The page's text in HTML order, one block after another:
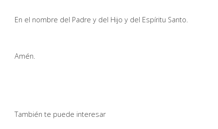
En el nombre del Padre y del Hijo y del Espíritu Santo.
Amén.
También te puede interesar